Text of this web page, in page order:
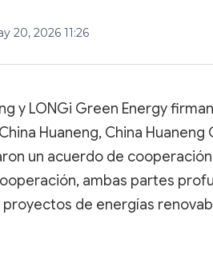
20, 2026 11:26
y LONGi Green Energy
Huaneng, China
un acuerdo de
ambas partes
de energías